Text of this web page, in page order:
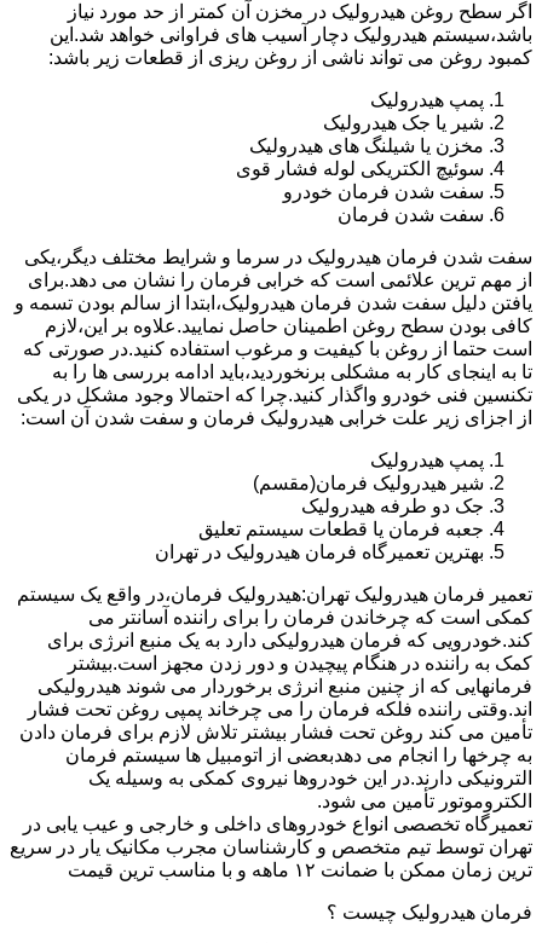
اگر سطح روغن هیدرولیک در مخزن آن کمتر از حد مورد نیاز
باشد،سیستم هیدرولیک دچار آسیب های فراوانی خواهد شد.این
کمبود روغن می تواند ناشی از روغن ریزی از قطعات زیر باشد:
پمپ هیدرولیک
شیر یا جک هیدرولیک
مخزن یا شیلنگ های هیدرولیک
سوئیچ الکتریکی لوله فشار قوی
سفت شدن فرمان خودرو
سفت شدن فرمان
سفت شدن فرمان هیدرولیک در سرما و شرایط مختلف دیگر،یکی
از مهم ترین علائمی است که خرابی فرمان را نشان می دهد.برای
یافتن دلیل سفت شدن فرمان هیدرولیک،ابتدا از سالم بودن تسمه و
کافی بودن سطح روغن اطمینان حاصل نمایید.علاوه بر این،لازم
است حتما از روغن با کیفیت و مرغوب استفاده کنید.در صورتی که
تا به اینجای کار به مشکلی برنخوردید،باید ادامه بررسی ها را به
تکنسین فنی خودرو واگذار کنید.چرا که احتمالا وجود مشکل در یکی
از اجزای زیر علت خرابی هیدرولیک فرمان و سفت شدن آن است:
پمپ هیدرولیک
شیر هیدرولیک فرمان(مقسم)
جک دو طرفه هیدرولیک
جعبه فرمان یا قطعات سیستم تعلیق
بهترین تعمیرگاه فرمان هیدرولیک در تهران
تعمیر فرمان هیدرولیک تهران:هیدرولیک فرمان،در واقع یک سیستم
کمکی است که چرخاندن فرمان را برای راننده آسانتر می
کند.خودرویی که فرمان هیدرولیکی دارد به یک منبع انرژی برای
کمک به راننده در هنگام پیچیدن و دور زدن مجهز است.بیشتر
فرمانهایی که از چنین منبع انرژی برخوردار می شوند هیدرولیکی
اند.وقتی راننده فلکه فرمان را می چرخاند پمپی روغن تحت فشار
تأمین می کند روغن تحت فشار بیشتر تلاش لازم برای فرمان دادن
به چرخها را انجام می دهدبعضی از اتومبیل ها سیستم فرمان
الترونیکی دارند.در این خودروها نیروی کمکی به وسیله یک
الکتروموتور تأمین می شود.
تعمیرگاه تخصصی انواع خودروهای داخلی و خارجی و عیب یابی در
تهران توسط تیم متخصص و کارشناسان مجرب مکانیک یار در سریع
ترین زمان ممکن با ضمانت ۱۲ ماهه و با مناسب ترین قیمت
فرمان هیدرولیک چیست ؟